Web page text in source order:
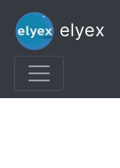
elyex